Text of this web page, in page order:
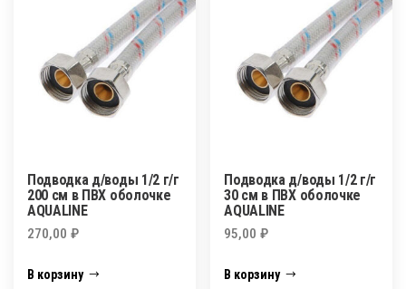
оболочке
AQUALINE
Подводка д/воды 1/2 г/г
200 см в ПВХ оболочке
AQUALINE
270,00 ₽
В корзину
Подводка д/воды 1/2 г/г
30 см в ПВХ оболочке
AQUALINE
95,00₽
В корзину